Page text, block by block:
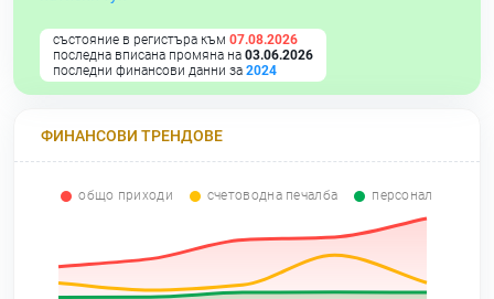
състояние в регистъра към 07.08.2026
последна вписана промяна на 03.06.2026
последни финансови данни за 2024
ФИНАНСОВИ ТРЕНДОВЕ
общо приходи счетоводна печалба персонал